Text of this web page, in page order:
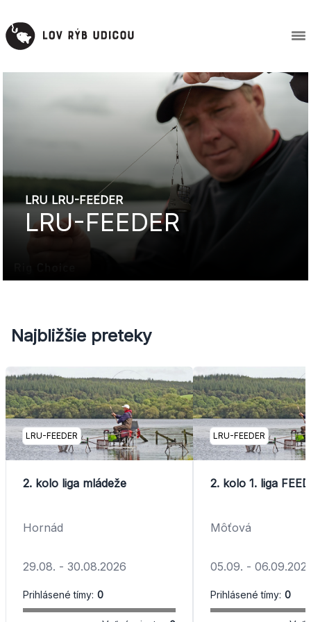
LRU LRU-FEEDER
LRU-FEEDER
Najbližšie preteky
LRU-FEEDER
2. kolo liga mládeže
Hornád
29.08. - 30.08.2026
Prihlásené tímy: 0
LRU-FEEDER
2. kolo 1. liga
Môťová
05.09. -
Prihlásené tímy: 0